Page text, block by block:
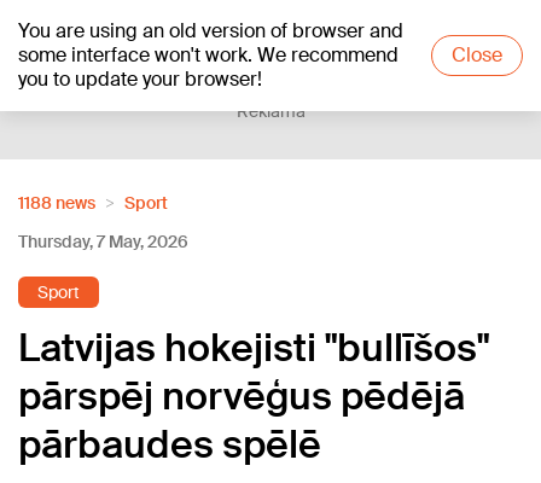
You are using an old version of browser and
some interface won't work. We recommend
you to update your browser!
Close
+16°C
Reklāma
1188 news
Sport
Thursday, 7 May, 2026
Sport
Latvijas hokejisti "bullīšos"
pārspēj norvēģus pēdējā
pārbaudes spēlē